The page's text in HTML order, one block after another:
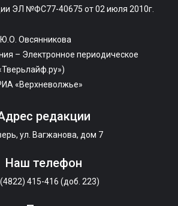
ЭЛ №ФС77-40675 от 02 июля 2010г.
Овсянникова
– Электронное периодическое
«Верхневолжье»
редакции
ул. Вагжанова, дом 7
Наш телефон
415-416 (доб. 223)